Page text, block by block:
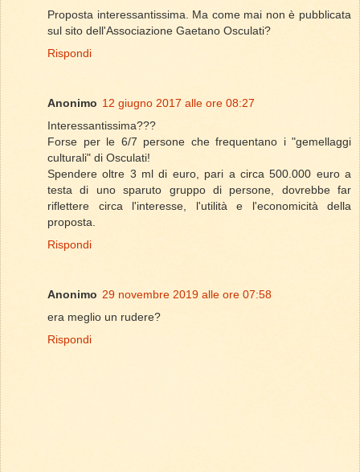
Proposta interessantissima. Ma come mai non è pubblicata
sul sito dell'Associazione Gaetano Osculati?
Rispondi
Anonimo 12 giugno 2017 alle ore 08:27
Interessantissima???
Forse per le 6/7 persone che frequentano i "gemellaggi
culturali" di Osculati!
Spendere oltre 3 ml di euro, pari a circa 500.000 euro a
testa di uno sparuto gruppo di persone, dovrebbe far
riflettere circa l'interesse, l'utilità e l'economicità della
proposta.
Rispondi
Anonimo 29 novembre 2019 alle ore 07:58
era meglio un rudere?
Rispondi